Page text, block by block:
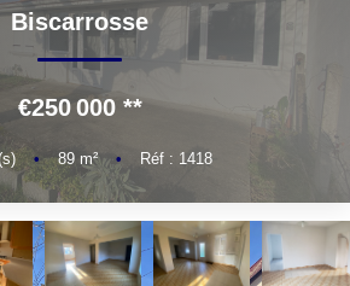
NOS OUTILS
CONTACT
EN
Biscarrosse
€250 000**
• 89 m² • Réf : 1418